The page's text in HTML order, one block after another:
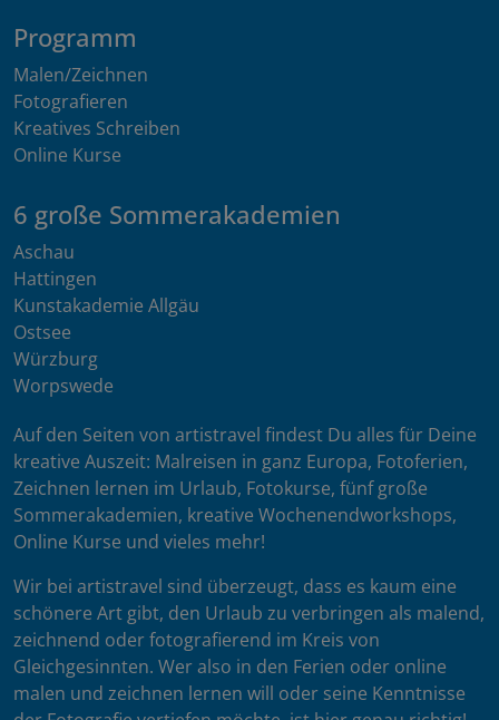
Programm
Malen/Zeichnen
Fotografieren
Kreatives Schreiben
Online Kurse
6 große Sommerakademien
Aschau
Hattingen
Kunstakademie Allgäu
Ostsee
Würzburg
Worpswede
Auf den Seiten von artistravel findest Du alles für Deine
kreative Auszeit: Malreisen in ganz Europa, Fotoferien,
Zeichnen lernen im Urlaub, Fotokurse, fünf große
Sommerakademien, kreative Wochenendworkshops,
Online Kurse und vieles mehr!
Wir bei artistravel sind überzeugt, dass es kaum eine
schönere Art gibt, den Urlaub zu verbringen als malend,
zeichnend oder fotografierend im Kreis von
Gleichgesinnten. Wer also in den Ferien oder online
malen und zeichnen lernen will oder seine Kenntnisse